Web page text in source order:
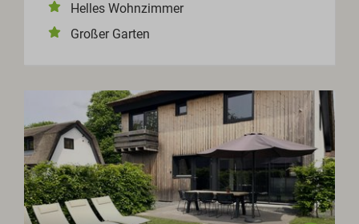
Helles Wohnzimmer
Großer Garten